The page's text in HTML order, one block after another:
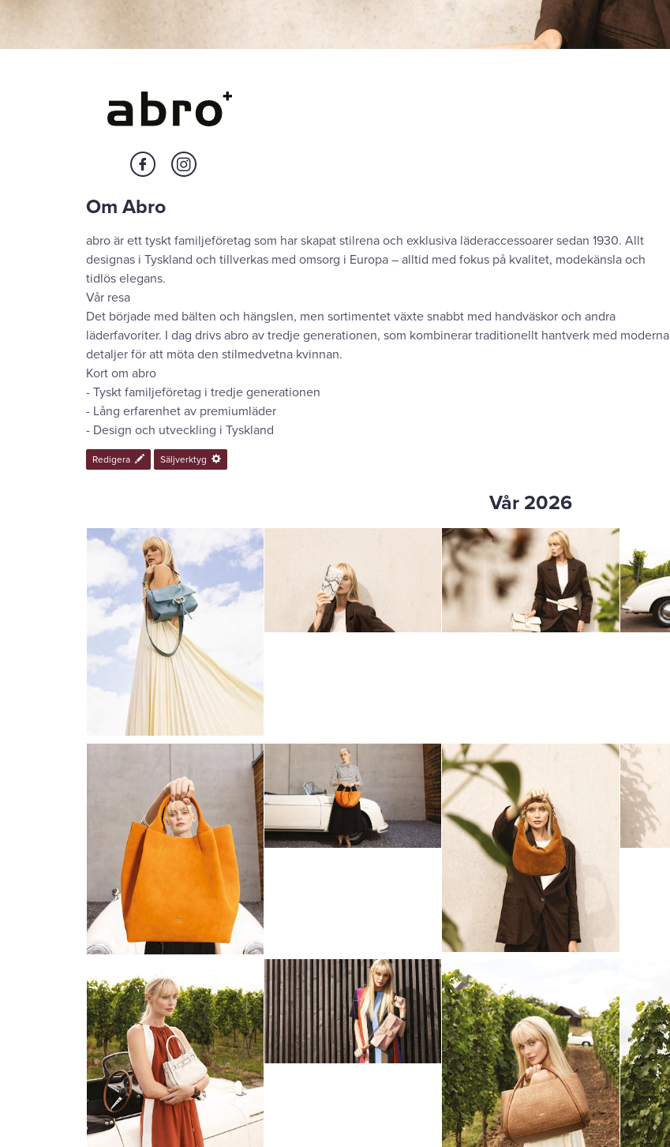
Om Abro
abro är ett tyskt familjeföretag som har skapat stilrena och exklusiva läderaccessoarer sedan 1930. Allt
designas i Tyskland och tillverkas med omsorg i Europa – alltid med fokus på kvalitet, modekänsla och
tidlös elegans.
Vår resa
Det började med bälten och hängslen, men sortimentet växte snabbt med handväskor och andra
läderfavoriter. I dag drivs abro av tredje generationen, som kombinerar traditionellt hantverk med moderna
detaljer för att möta den stilmedvetna kvinnan.
Kort om abro
- Tyskt familjeföretag i tredje generationen
- Lång erfarenhet av premiumläder
- Design och utveckling i Tyskland
Redigera Säljverktyg
Vår 2026